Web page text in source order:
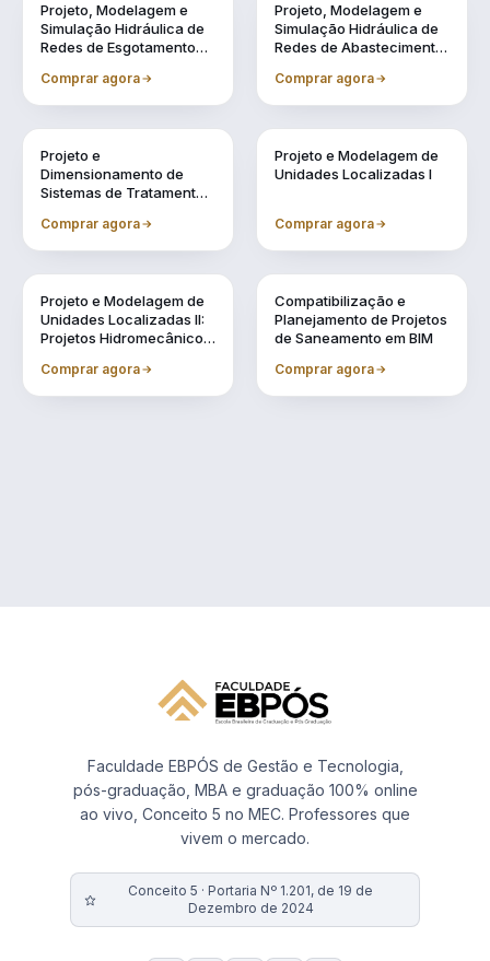
Projeto, Modelagem e
Simulação Hidráulica de
Redes de Esgotamento
Comprar agora
Projeto, Modelagem e
Simulação Hidráulica de
Redes de Abastecimento
Comprar agora
Projeto e
Dimensionamento de
Sistemas de Tratamento
Comprar agora
Projeto e Modelagem de
Unidades Localizadas I
Comprar agora
Projeto e Modelagem de
Unidades Localizadas II:
Projetos Hidromecânicos
Comprar agora
Compatibilização e
Planejamento de Projetos
de Saneamento em BIM
Comprar agora
Faculdade EBPÓS de Gestão e Tecnologia,
pós-graduação, MBA e graduação 100% online
ao vivo, Conceito 5 no MEC. Professores que
vivem o mercado.
Conceito 5 · Portaria Nº 1.201, de 19 de
Dezembro de 2024